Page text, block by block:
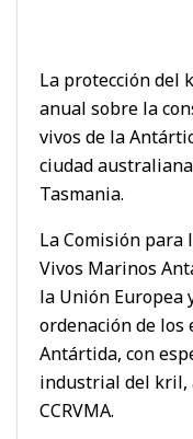
La protección del
anual sobre la
vivos de la
ciudad
Tasmania.
La Comisión para
Vivos Marinos
la Unión Europea
ordenación de los
Antártida, con
industrial del kril,
CCRVMA.